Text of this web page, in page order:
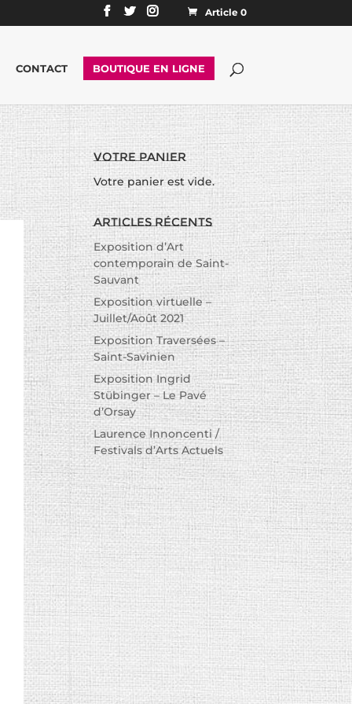
Article 0
CONTACT BOUTIQUE EN LIGNE
Votre panier
Votre panier est vide.
Articles récents
Exposition d’Art
contemporain de Saint-
Sauvant
Exposition virtuelle –
Juillet/Août 2021
Exposition Traversées –
Saint-Savinien
Exposition Ingrid
Stübinger – Le Pavé
d’Orsay
Laurence Innoncenti /
Festivals d’Arts Actuels